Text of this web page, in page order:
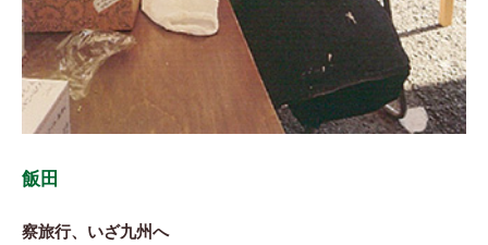
飯田
察旅行、いざ九州へ